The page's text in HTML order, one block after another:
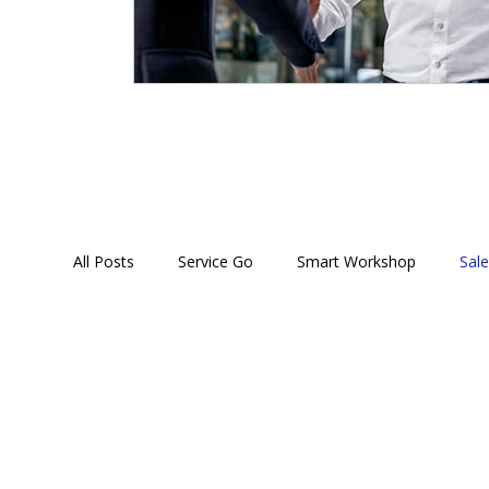
All Posts Service Go Smart Workshop